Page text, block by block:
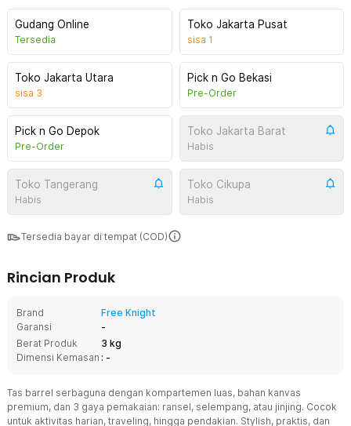
Gudang Online
Tersedia
Toko Jakarta Pusat
sisa 1
Toko Jakarta Utara
sisa 3
Pick n Go Bekasi
Pre-Order
Pick n Go Depok
Pre-Order
Toko Jakarta Barat
Habis
Toko Tangerang
Habis
Toko Cikupa
Habis
Tersedia bayar di tempat (COD)
Rincian Produk
Brand
Free Knight
Garansi
-
Berat Produk
3 kg
Dimensi Kemasan : -
Tas barrel serbaguna dengan kompartemen luas, bahan kanvas
premium, dan 3 gaya pemakaian: ransel, selempang, atau jinjing. Cocok
untuk aktivitas harian, traveling, hingga pendakian. Stylish, praktis, dan